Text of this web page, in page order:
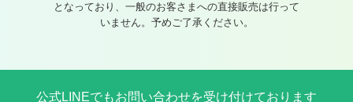
となっており、一般のお客さまへの直接販売は行って
いません。予めご了承ください。
公式LINEでもお問い合わせを受け付けております